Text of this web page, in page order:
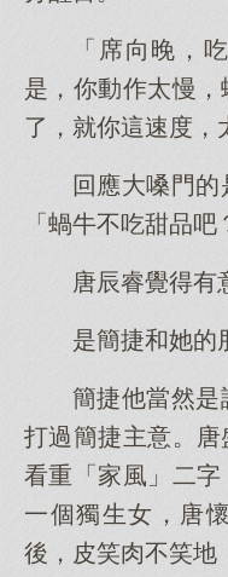
「席向晚，
是，你動作太慢
了，就你這速度，
回應大嗓門的
「蝸牛不吃甜品吧
唐辰睿覺得有
是簡捷和她的
簡捷他當然是
打過簡捷主意。
看重「家風」二
一個獨生女，唐
後，皮笑肉不笑地